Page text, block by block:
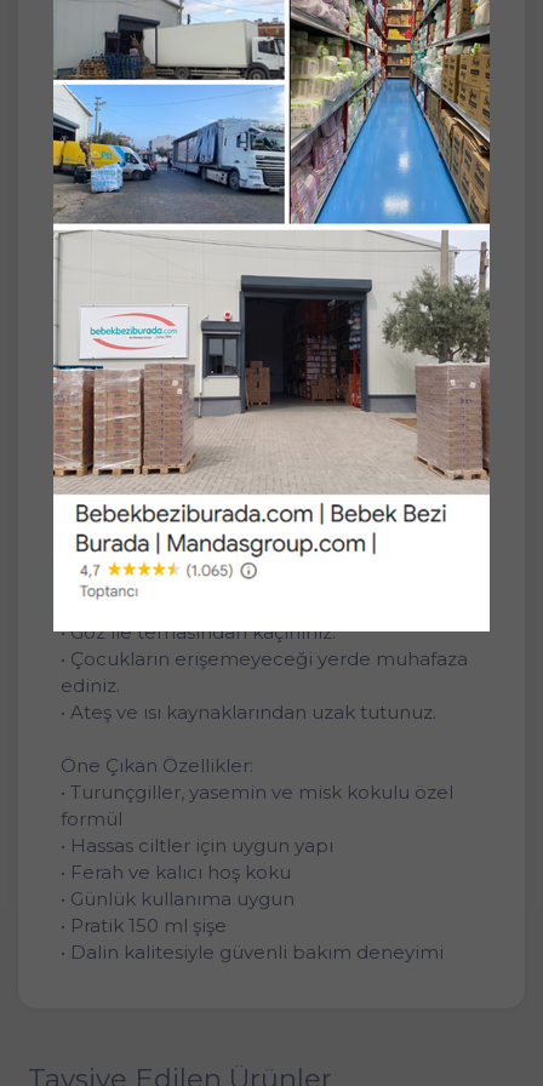
SET 4'lü
Dalin Bebek Kolonyası 150ML Orman Esintisi
(Turunçgiller-Yasemin-Misk Kokulu) (4 Lü Set)
Dalin Bebek Kolonyası 150 ml Orman Esintisi
(Turunçgiller - Yasemin - Misk Kokulu) – Ferah
ve Doğadan İlham Alan Koku
Dalin Bebek Kolonyası Orman Esintisi,
turunçgiller, yasemin ve misk notalarının
uyumuyla bebeğinizin cildinde ferah ve doğal
bir koku bırakır. Hassas ciltler için geliştirilmiş
özel formülü sayesinde günlük kullanıma
uygundur ve gün boyu tazelik hissi sağlar.
Ürün Bilgisi:
• Hacim: 150 ml
• Koku: Turunçgiller - Yasemin - Misk
• Seri: Orman Esintisi
Dikkat Edilmesi Gerekenler:
• Haricen kullanım içindir.
• Göz ile temasından kaçınınız.
• Çocukların erişemeyeceği yerde muhafaza
ediniz.
• Ateş ve ısı kaynaklarından uzak tutunuz.
Öne Çıkan Özellikler:
• Turunçgiller, yasemin ve misk kokulu özel
formül
• Hassas ciltler için uygun yapı
• Ferah ve kalıcı hoş koku
• Günlük kullanıma uygun
• Pratik 150 ml şişe
• Dalin kalitesiyle güvenli bakım deneyimi
Tavsiye Edilen Ürünler